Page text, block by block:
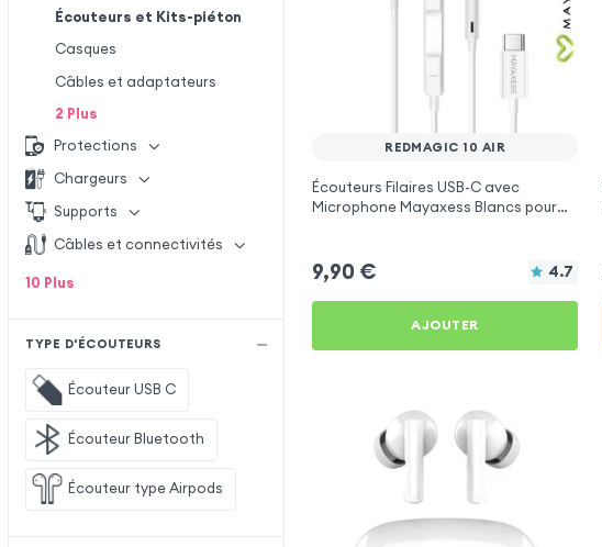
Écouteurs et Kits-piéton
Casques
Câbles et adaptateurs
2 Plus
Protections
Chargeurs
Supports
Câbles et connectivités
10 Plus
TYPE D'ÉCOUTEURS
Écouteur USB C
Écouteur Bluetooth
Écouteur type Airpods
REDMAGIC 10 AIR
Écouteurs Filaires USB-C avec
Microphone Mayaxess Blancs pour
9,90 € 4.7
AJOUTER